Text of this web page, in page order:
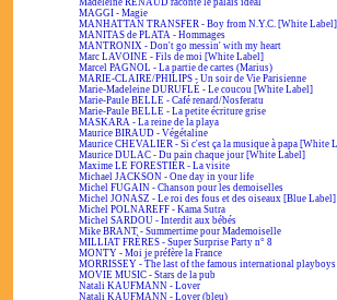
Madeleine RENAUD raconte le palais idéal
MAGGI - Magie
MANHATTAN TRANSFER - Boy from N.Y.C. [White Label]
MANITAS de PLATA - Hommages
MANTRONIX - Don't go messin' with my heart
Marc LAVOINE - Fils de moi [White Label]
Marcel PAGNOL - La partie de cartes (Marius)
MARIE-CLAIRE/PHILIPS - Un soir de Vie Parisienne
Marie-Madeleine DURUFLÉ - Le coucou [White Label]
Marie-Paule BELLE - Café renard/Nosferatu
Marie-Paule BELLE - La petite écriture grise
MASKARA - La reine de la playa
Maurice BIRAUD - Végétaline
Maurice CHEVALIER - Si c'est ça la musique à papa [White
Maurice DULAC - Du pain chaque jour [White Label]
Maxime LE FORESTIER - La visite
Michael JACKSON - One day in your life
Michel FUGAIN - Chanson pour les demoiselles
Michel JONASZ - Le roi des fous et des oiseaux [Blue Label]
Michel POLNAREFF - Kama Sutra
Michel SARDOU - Interdit aux bébés
Mike BRANT - Summertime pour Mademoiselle
MILLIAT FRÈRES - Super Surprise Party n° 8
MONTY - Moi je préfère la France
MORRISSEY - The last of the famous international playboys
MOVIE MUSIC - Stars de la pub
Natali KAUFMANN - Lover
Natali KAUFMANN - Lover (bleu)